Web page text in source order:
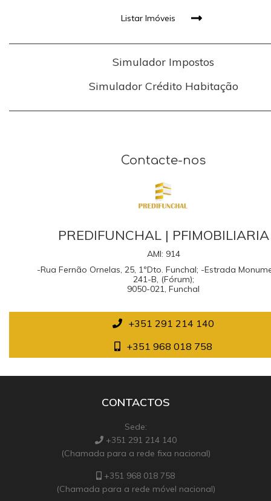
Listar Imóveis
Simulador Impostos
Simulador Crédito Habitação
Contacte-nos
PREDIFUNCHAL | PFIMOBILIARIA
AMI: 914
-Rua Fernão Ornelas, 25, 1ºDto. Funchal; -Estrada
241-B, (Fórum);
9050-021, Funchal
+351 291 214 140
+351 968 018 758
CONTACTOS
Sede:
+351 291 214 140
(Chamada para a rede fixa nacional)
+351 968 018 758
(Chamada para a rede móvel nacional)